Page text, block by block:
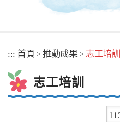
::: 首頁 > 推動成果 > 志工培訓
志工培訓